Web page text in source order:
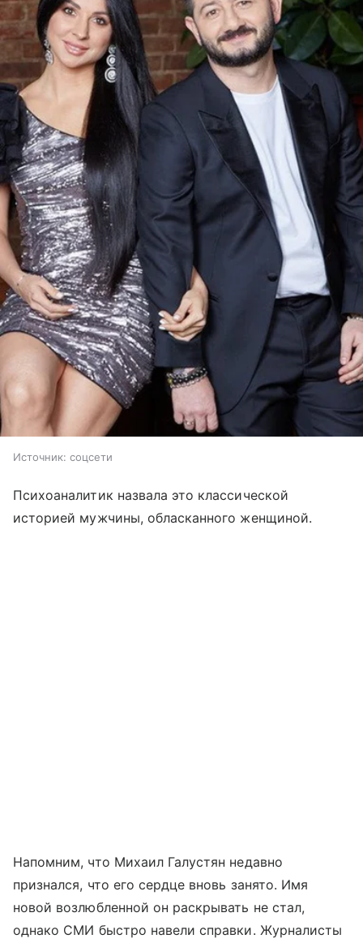
Источник: соцсети
Психоаналитик назвала это классической
историей мужчины, обласканного женщиной.
Напомним, что Михаил Галустян недавно
признался, что его сердце вновь занято. Имя
новой возлюбленной он раскрывать не стал,
однако СМИ быстро навели справки. Журналисты